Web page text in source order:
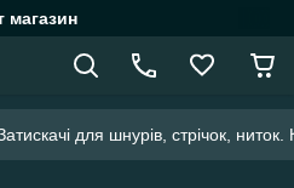
магазин
для шнурів, стрічок,